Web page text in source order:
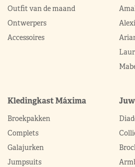
Outfit van de maand
Ontwerpers
Accessoires
Kledingkast Máxima
Broekpakken
Complets
Galajurken
Jumpsuits